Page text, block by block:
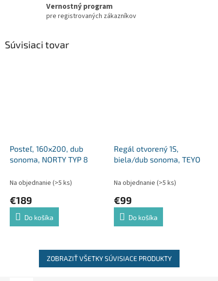
Vernostný program
pre registrovaných zákazníkov
Súvisiaci tovar
Posteľ, 160x200, dub
sonoma, NORTY TYP 8
Na objednanie (>5 ks)
€189
Do košíka
Regál otvorený 1S,
biela/dub sonoma, TEYO
Na objednanie (>5 ks)
€99
Do košíka
ZOBRAZIŤ VŠETKY SÚVISIACE PRODUKTY